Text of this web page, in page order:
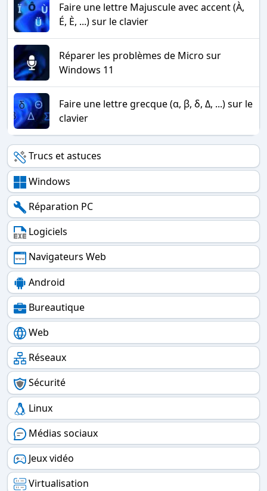
Faire une lettre Majuscule avec accent (À,
É, È, ...) sur le clavier
Réparer les problèmes de Micro sur
Windows 11
Faire une lettre grecque (α, β, δ, Δ, ...) sur le
clavier
Trucs et astuces
Windows
Réparation PC
Logiciels
Navigateurs Web
Android
Bureautique
Web
Réseaux
Sécurité
Linux
Médias sociaux
Jeux vidéo
Virtualisation